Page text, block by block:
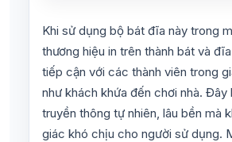
Khi sử dụng bộ bát đĩa này trong
thương hiệu in trên thành bát và
tiếp cận với các thành viên trong
như khách khứa đến chơi nhà. Đây
truyền thông tự nhiên, lâu bền mà
giác khó chịu cho người sử dụng.